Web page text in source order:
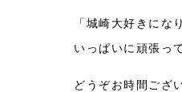
「城崎大好きに
いっぱいに頑張っ
どうぞお時間ござ